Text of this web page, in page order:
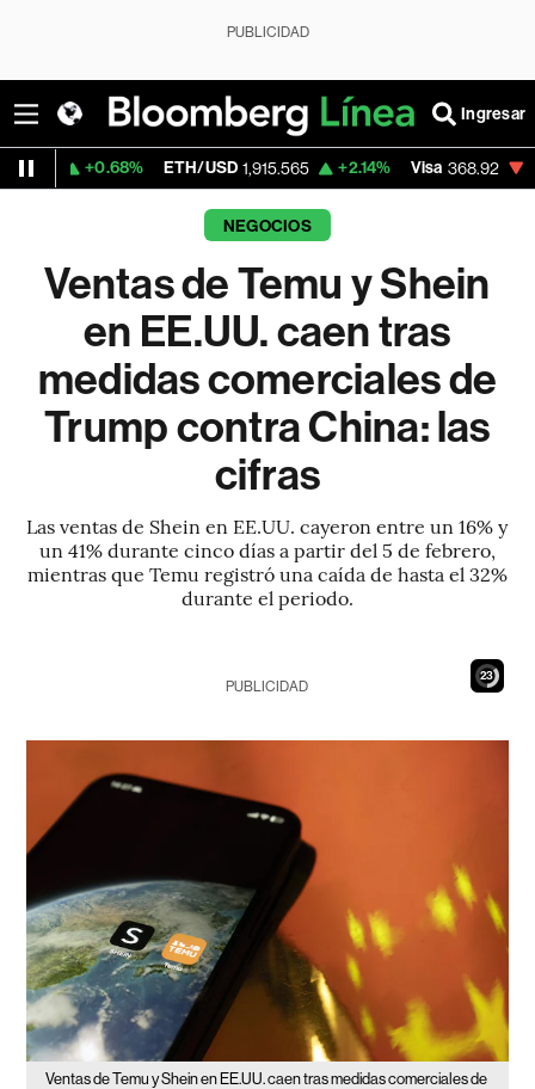
PUBLICIDAD
Ingresar
ETH/USD 1,915.565 +2.14% Visa 368.92 -0.18%
NEGOCIOS
Ventas de Temu y Shein
en EE.UU. caen tras
medidas comerciales de
Trump contra China: las
cifras
Las ventas de Shein en EE.UU. cayeron entre un 16% y
un 41% durante cinco días a partir del 5 de febrero,
mientras que Temu registró una caída de hasta el 32%
durante el periodo.
21
PUBLICIDAD
Ventas de Temu y Shein en EE.UU. caen tras medidas comerciales de